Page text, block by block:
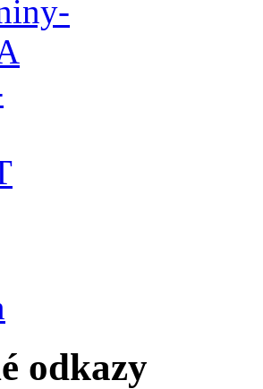
odkazy